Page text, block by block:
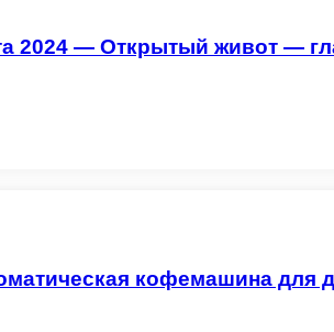
2024 — Открытый живот —
кофемашина для